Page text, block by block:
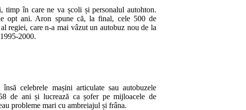
timp în care ne va școli și personalul autohton.
opt ani. Aron spune că, la final, cele 500 de
regiei, care n-a mai vâzut un autobuz nou de la
2000.
celebrele mașini articulate sau autobuzele
de ani și lucrează ca șofer pe mijloacele de
probleme mari cu ambreiajul și frâna.